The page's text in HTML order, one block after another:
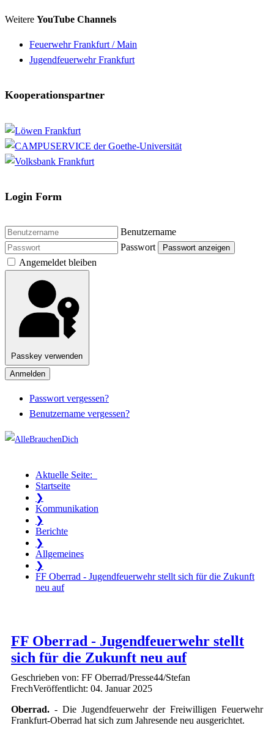
Weitere YouTube Channels
Feuerwehr Frankfurt / Main
Jugendfeuerwehr Frankfurt
Kooperationspartner
Login Form
Benutzername
Passwort
Passwort anzeigen
Angemeldet bleiben
Passkey verwenden
Anmelden
Passwort vergessen?
Benutzername vergessen?
Aktuelle Seite:
Startseite
❯
Kommunikation
❯
Berichte
❯
Allgemeines
❯
FF Oberrad - Jugendfeuerwehr stellt sich für die Zukunft
neu auf
FF Oberrad - Jugendfeuerwehr stellt
sich für die Zukunft neu auf
Geschrieben von: FF Oberrad/Presse44/Stefan
FrechVeröffentlicht: 04. Januar 2025
Oberrad. - Die Jugendfeuerwehr der Freiwilligen Feuerwehr
Frankfurt-Oberrad hat sich zum Jahresende neu ausgerichtet.